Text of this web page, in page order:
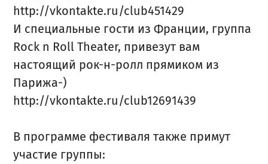
http://vkontakte.ru/club451429
И специальные гости из Франции, группа
Rock n Roll Theater, привезут вам
настоящий рок-н-ролл прямиком из
Парижа-)
http://vkontakte.ru/club12691439
В программе фестиваля также примут
участие группы: